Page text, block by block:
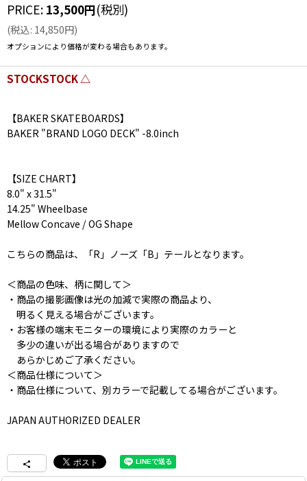
PRICE: 13,500円(税別)
(税込: 14,850円)
オプションにより価格が変わる場合もあります。
STOCKSTOCK △
【BAKER SKATEBOARDS】
BAKER "BRAND LOGO DECK" -8.0inch
【SIZE CHART】
8.0" x 31.5"
14.25" Wheelbase
Mellow Concave / OG Shape
こちらの商品は、「R」ノーズ「B」テールとなります。
＜商品の色味、柄に関して＞
・商品の撮影画像は光の加減で実際の商品より、
明るく見える場合がございます。
・お客様の端末モニターの環境により実際のカラーと
多少の違いが出る場合がありますので
あらかじめご了承ください。
＜商品仕様について＞
・商品仕様について、別カラーで記載してる場合がございます。
JAPAN AUTHORIZED DEALER